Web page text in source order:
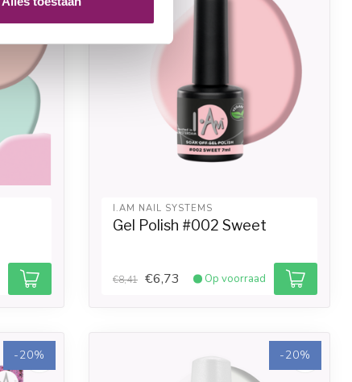
I.AM NAIL SYSTEMS
Gel Polish #002 Sweet
€8,41 €6,73 Op voorraad
-20% -20%